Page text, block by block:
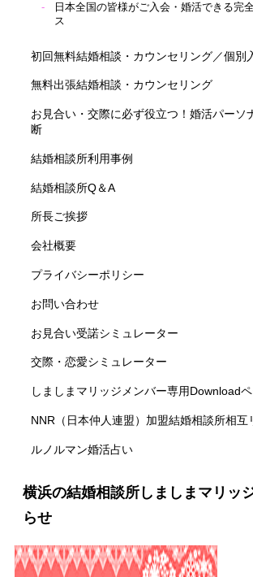
日本全国の皆様がご入会・婚活できる完
ス
初回無料結婚相談・カウンセリング／個別
無料出張結婚相談・カウンセリング
お見合い・交際に必ず役立つ！婚活パーソ
断
結婚相談所利用事例
結婚相談所Q＆A
所長ご挨拶
会社概要
プライバシーポリシー
お問い合わせ
お見合い受諾シミュレーター
交際・恋愛シミュレーター
しましまマリッジメンバー専用Download
NNR（日本仲人連盟）加盟結婚相談所相互
ルノルマン婚活占い
横浜の結婚相談所しましまマリッ
らせ